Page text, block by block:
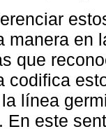
manera en
que
codifica
línea
En este